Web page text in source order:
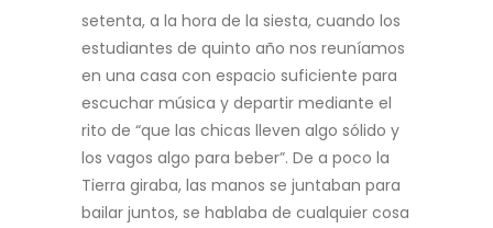
setenta, a la hora de la siesta, cuando los
estudiantes de quinto año nos reuníamos
en una casa con espacio suficiente para
escuchar música y departir mediante el
rito de “que las chicas lleven algo sólido y
los vagos algo para beber”. De a poco la
Tierra giraba, las manos se juntaban para
bailar juntos, se hablaba de cualquier cosa